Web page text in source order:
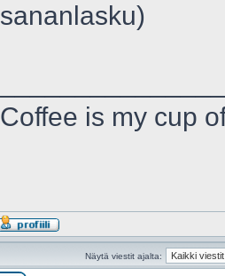
sananlasku)
Coffee is my cup
Näytä viestit ajalta: